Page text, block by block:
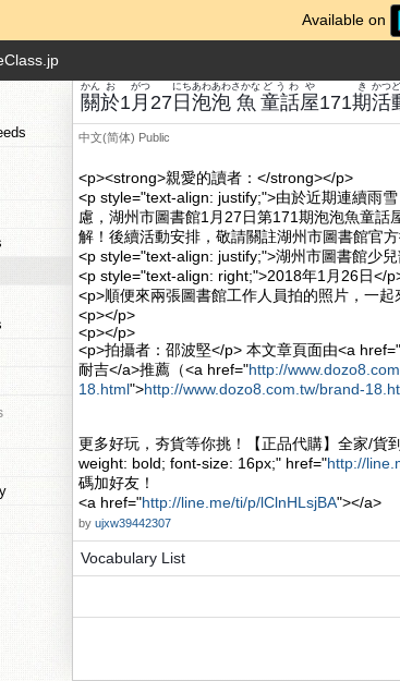
Available on
關
かん
於
お
1月
がつ
27 日
にち
泡
あわ
泡
あわ
魚
さかな
童話
どうわ
屋
や
171期
き
活
かつ
中文(简体) Public
<p><strong>親愛的讀者：</strong></p>
<p style="text-align: justify;">由於近期連續雨
慮，湖州市圖書館1月27日第171期泡泡魚童話
解！後續活動安排，敬請關註湖州市圖書館官
<p style="text-align: justify;">湖州市圖書館少
<p style="text-align: right;">2018年1月26日</
<p>順便來兩張圖書館工作人員拍的照片，一
<p></p>
<p></p>
<p>拍攝者：邵波堅</p> 本文章頁面由<a href="
耐吉</a>推薦（<a href="http://
18.html">http://www.dozo8.com.tw/brand-
更多好玩，夯貨等你挑！【正品代購】全家/貨
weight: bold; font-size: 16px;" href="http://
碼加好友！
<a href="http://line.me/ti/p/lClnHLsjBA"></a>
by ujxw39442307
Vocabulary List